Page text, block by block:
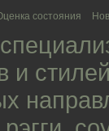
состояния
и